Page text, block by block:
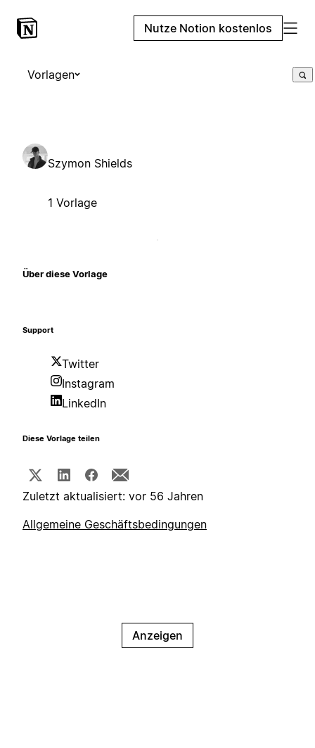
Nutze Notion kostenlos
Vorlagen
Szymon Shields
1 Vorlage
Über diese Vorlage
Support
Twitter
Instagram
LinkedIn
Diese Vorlage teilen
Zuletzt aktualisiert: vor 56 Jahren
Allgemeine Geschäftsbedingungen
Anzeigen